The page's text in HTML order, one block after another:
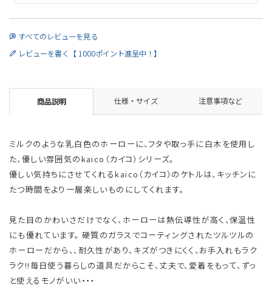
すべてのレビューを見る
レビューを書く【 1000ポイント進呈中！】
商品説明 仕様・サイズ 注意事項など
ミルクのような乳白色のホーローに、フタや取っ手に白木を使用し
た、優しい雰囲気のkaico（カイコ）シリーズ。
優しい気持ちにさせてくれるkaico（カイコ）のケトルは、キッチンに
たつ時間をより一層楽しいものにしてくれます。
見た目のかわいさだけでなく、ホーローは熱伝導性が高く、保温性
にも優れています。 硬質のガラスでコーティングされたツルツルの
ホーローだから、、耐久性があり、キズがつきにくく、お手入れもラク
ラク!!毎日使う暮らしの道具だからこそ、丈夫で、愛着をもって、ずっ
と使えるモノがいい・・・